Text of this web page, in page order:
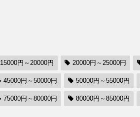
15000円～20000円 20000円～25000円
45000円～50000円 50000円～55000円
75000円～80000円 80000円～85000円